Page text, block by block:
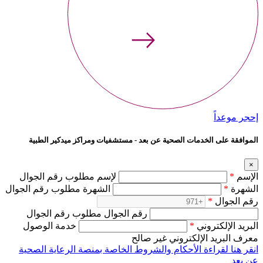
إحجر موعداً
الموافقة على الخدمات الصحية عن بعد - مستشفيات ومراكز ميدكير الطبية
×
الإسم *
لإسم مطلوب رقم الجوال
الشهرة *
الشهرة مطلوب رقم الجوال
رقم الجوال *
رقم الجوال مطلوب رقم الجوال
البريد الإلكتروني *
خدمة الوصول
معرف البريد الإلكتروني غير صالح
انقر هنا لقراءة الأحكام والشروط الخاصة بمنصة الرعاية الصحية
عن بعد